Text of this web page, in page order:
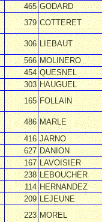
465 GODARD
379 COTTERET
306 LIEBAUT
566 MOLINERO
454 QUESNEL
303 HAUGUEL
165 FOLLAIN
486 MARLE
416 JARNO
627 DANION
167 LAVOISIER
238 LEBOUCHER
114 HERNANDEZ
209 LEJEUNE
223 MOREL